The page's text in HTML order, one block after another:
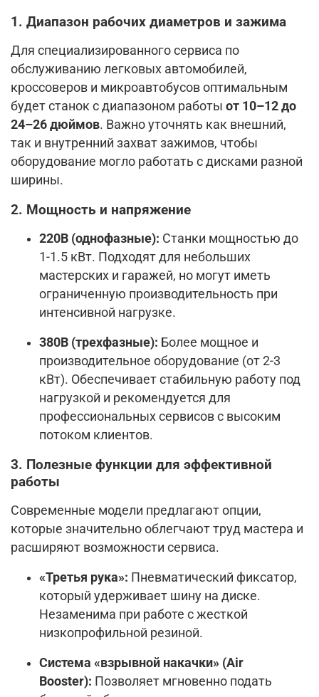
1. Диапазон рабочих диаметров и зажима
Для специализированного сервиса по
обслуживанию легковых автомобилей,
кроссоверов и микроавтобусов оптимальным
будет станок с диапазоном работы от 10–12 до
24–26 дюймов. Важно уточнять как внешний,
так и внутренний захват зажимов, чтобы
оборудование могло работать с дисками разной
ширины.
2. Мощность и напряжение
220В (однофазные): Станки мощностью до
1-1.5 кВт. Подходят для небольших
мастерских и гаражей, но могут иметь
ограниченную производительность при
интенсивной нагрузке.
380В (трехфазные): Более мощное и
производительное оборудование (от 2-3
кВт). Обеспечивает стабильную работу под
нагрузкой и рекомендуется для
профессиональных сервисов с высоким
потоком клиентов.
3. Полезные функции для эффективной
работы
Современные модели предлагают опции,
которые значительно облегчают труд мастера и
расширяют возможности сервиса.
«Третья рука»: Пневматический фиксатор,
который удерживает шину на диске.
Незаменима при работе с жесткой
низкопрофильной резиной.
Система «взрывной накачки» (Air
Booster): Позволяет мгновенно подать